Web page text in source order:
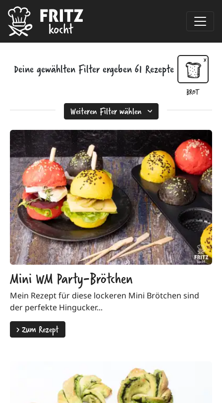
Deine gewählten Filter ergeben61 Rezepte
BROT
Weiteren Filter wählen
Mini WM Party-Brötchen
Mein Rezept für diese lockeren Mini Brötchen sind
der perfekte Hingucker...
>Zum Rezept